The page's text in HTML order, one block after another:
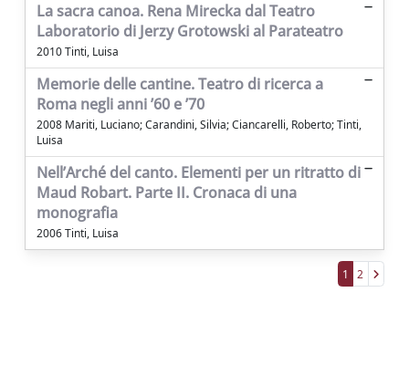
La sacra canoa. Rena Mirecka dal Teatro
Laboratorio di Jerzy Grotowski al Parateatro
2010 Tinti, Luisa
Memorie delle cantine. Teatro di ricerca a
Roma negli anni ’60 e ’70
2008 Mariti, Luciano; Carandini, Silvia; Ciancarelli, Roberto; Tinti,
Luisa
Nell’Arché del canto. Elementi per un ritratto di
Maud Robart. Parte II. Cronaca di una
monografia
2006 Tinti, Luisa
1 2